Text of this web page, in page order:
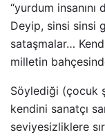
“yurdum
Deyip, sinsi sinsi
sataşmalar…
milletin
Söylediği (çocuk
kendini sanatçı
seviyesizliklere